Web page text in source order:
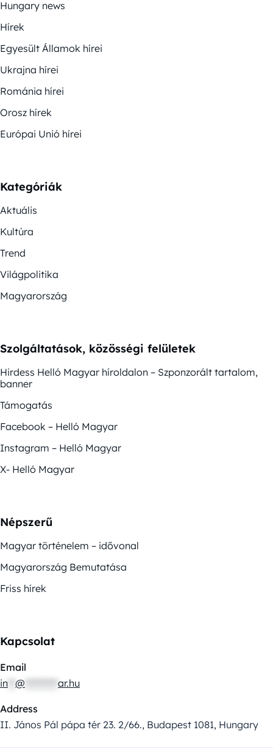
Hungary news
Hírek
Egyesült Államok hírei
Ukrajna hírei
Románia hírei
Orosz hírek
Európai Unió hírei
Kategóriák
Aktuális
Kultúra
Trend
Világpolitika
Magyarország
Szolgáltatások, közösségi felületek
Hirdess Helló Magyar híroldalon – Szponzorált tartalom,
banner
Támogatás
Facebook – Helló Magyar
Instagram – Helló Magyar
X- Helló Magyar
Népszerű
Magyar történelem – idővonal
Magyarország Bemutatása
Friss hírek
Kapcsolat
Email
in @ ar.hu
Address
II. János Pál pápa tér 23. 2/66., Budapest 1081, Hungary